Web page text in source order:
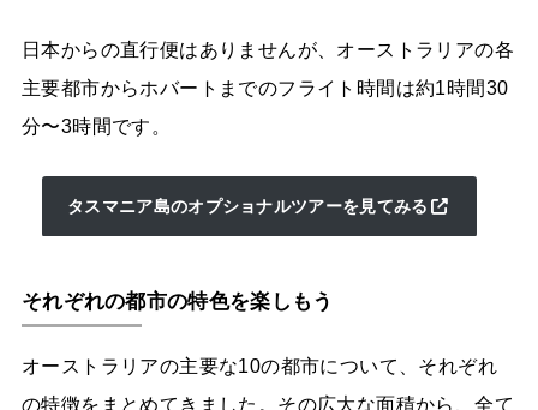
日本からの直行便はありませんが、オーストラリアの各
主要都市からホバートまでのフライト時間は約1時間30
分〜3時間です。
タスマニア島のオプショナルツアーを見てみる
それぞれの都市の特色を楽しもう
オーストラリアの主要な10の都市について、それぞれ
の特徴をまとめてきました。その広大な面積から、全て